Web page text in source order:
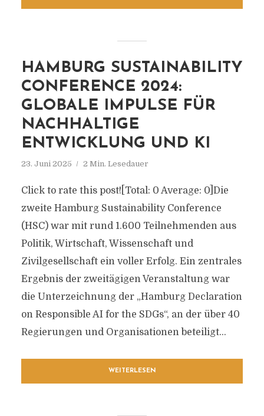
HAMBURG SUSTAINABILITY
CONFERENCE 2024:
GLOBALE IMPULSE FÜR
NACHHALTIGE
ENTWICKLUNG UND KI
23. Juni 2025 2 Min. Lesedauer
Click to rate this post![Total: 0 Average: 0]Die
zweite Hamburg Sustainability Conference
(HSC) war mit rund 1.600 Teilnehmenden aus
Politik, Wirtschaft, Wissenschaft und
Zivilgesellschaft ein voller Erfolg. Ein zentrales
Ergebnis der zweitägigen Veranstaltung war
die Unterzeichnung der „Hamburg Declaration
on Responsible AI for the SDGs“, an der über 40
Regierungen und Organisationen beteiligt...
WEITERLESEN